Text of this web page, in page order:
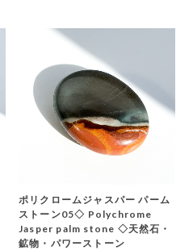
ポリクロームジャスパー パーム
ストーン05◇ Polychrome
Jasper palm stone ◇天然石・
鉱物・パワーストーン